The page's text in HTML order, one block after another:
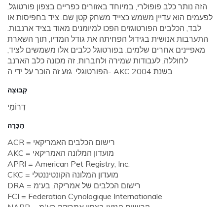
הזה נותר כלב פופולרי, במיוחד באזורים כפריים בצפון פורטוגל.
לפעמים הוא עדיין משמש כצייד משחק קטן שם. ציד בחפיסות או
לבד, הכלבים הפורטוגזים הפכו למיומנים מאוד בציד ארנבות.
התערבות אנושית בגידול הפחיתה את גודל המדיו, תוך השארת
מאפיינים אחרים שלמים. בפורטוגל כלבים אלו משמשים לציד,
לחוללה, לעבודות שמירה ולחברות. זה מכונה כלב הארנב
הפורטוגלי. גזע זה הוכר על ידי ה- AKC בשנת 2004
קְבוּצָה
דְרוֹמִי
הַכָּרָה
ACR = רישום הכלבים האמריקאי
AKC = מועדון המלונה האמריקאי
APRI = American Pet Registry, Inc.
CKC = מועדון המלונה הקונטיננטלי
DRA = רישום הכלבים של אמריקה, בע'מ
FCI = Federation Cynologique Internationale